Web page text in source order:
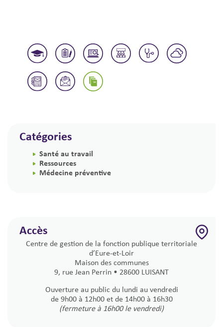
Catégories
Santé au travail
Ressources
Médecine préventive
Accès
Centre de gestion de la fonction publique territoriale
d’Eure-et-Loir
Maison des communes
9, rue Jean Perrin • 28600 LUISANT
Ouverture au public du lundi au vendredi
de 9h00 à 12h00 et de 14h00 à 16h30
(fermeture à 16h00 le vendredi)